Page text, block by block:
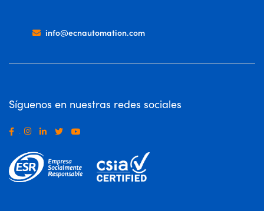
info@ecnautomation.com
Síguenos en nuestras redes sociales
.